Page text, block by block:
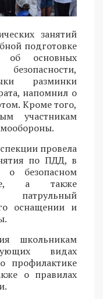
занятий
подготовке
об основных
разминки
напомнил о
Кроме того,
участникам
провела
по ПДД, в
о безопасном
а также
патрульный
оснащении и
школьникам
видах
профилактике
о правилах